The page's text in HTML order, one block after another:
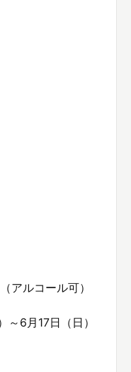
アルコール可）
6月17日（日）